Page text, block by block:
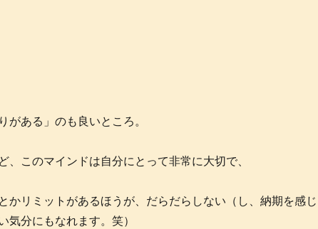
がある」のも良いところ。
、このマインドは自分にとって非常に大切で、
かリミットがあるほうが、だらだらしない（し、納期を感じ
気分にもなれます。笑）